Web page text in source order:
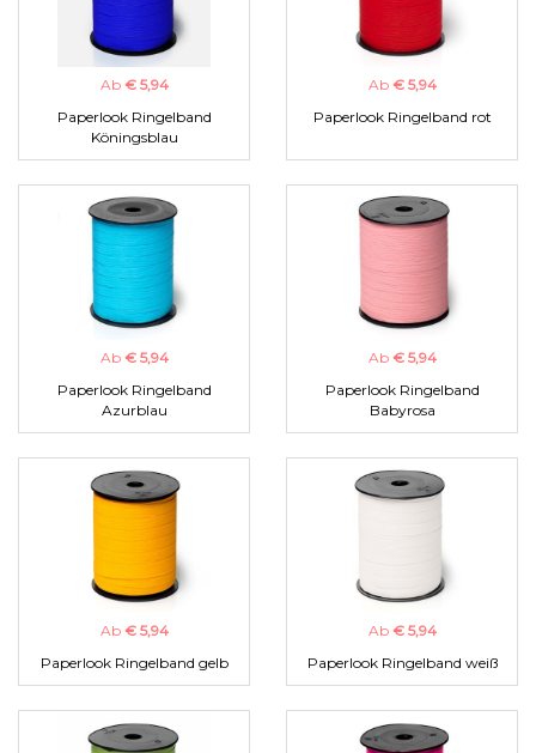
Ab € 5,94
Paperlook Ringelband
Köningsblau
Ab € 5,94
Paperlook Ringelband rot
Ab € 5,94
Paperlook Ringelband
Azurblau
Ab € 5,94
Paperlook Ringelband
Babyrosa
Ab € 5,94
Paperlook Ringelband gelb
Ab € 5,94
Paperlook Ringelband weiß